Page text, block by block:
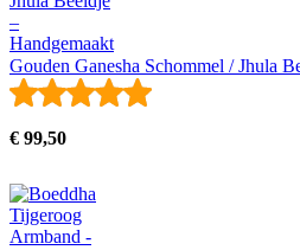
Gouden Ganesha Schommel / Jhula
Rated
5.00
out
5
€ 99,50